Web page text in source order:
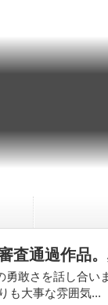
査通過作品
勇敢さを話し合い
も大事な雰囲気...